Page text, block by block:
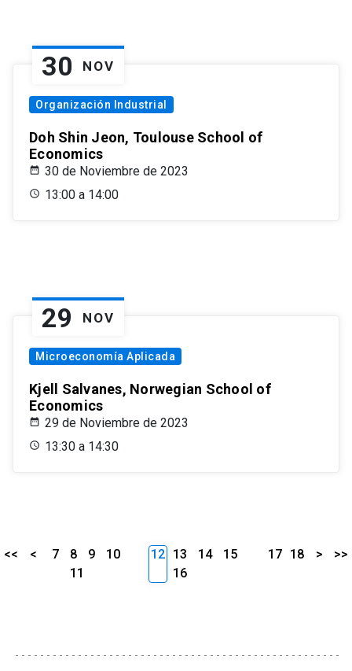
30 NOV
Organización Industrial
Doh Shin Jeon, Toulouse School of
Economics
30 de Noviembre de 2023
13:00 a 14:00
29 NOV
Microeconomía Aplicada
Kjell Salvanes, Norwegian School of
Economics
29 de Noviembre de 2023
13:30 a 14:30
<< < 7 8 9
10
11
12 13 14
15
16
17 18 > >>